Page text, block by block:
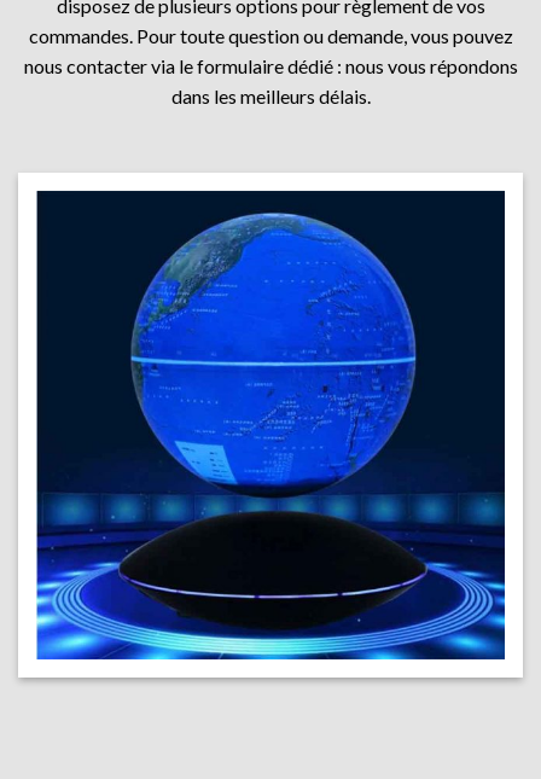
disposez de plusieurs options pour règlement de vos
commandes. Pour toute question ou demande, vous pouvez
nous contacter via le formulaire dédié : nous vous répondons
dans les meilleurs délais.